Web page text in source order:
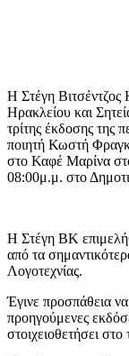
Η Στέγη
Ηρακλείου και
τρίτης έκδοσης της
ποιητή Κωστή
στο Καφέ Μαρίνα
08:00μ.μ. στο
Η Στέγη ΒΚ
από τα
Λογοτεχνίας.
Έγινε προσπάθεια να
προηγούμενες
στοιχειοθετήσει